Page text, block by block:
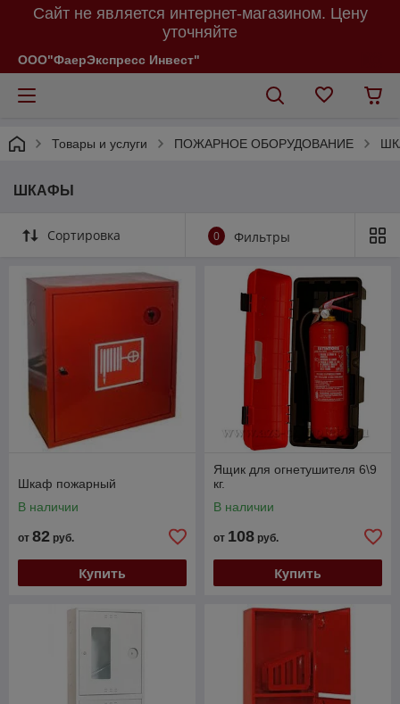
Сайт не является интернет-магазином. Цену
уточняйте
ООО"ФаерЭкспресс Инвест"
Товары и услуги ПОЖАРНОЕ ОБОРУДОВАНИЕ
ШКАФЫ
Сортировка 0 Фильтры
Шкаф пожарный
В наличии
от 82 руб.
Купить
Ящик для огнетушителя 6\9
кг.
В наличии
от 108 руб.
Купить